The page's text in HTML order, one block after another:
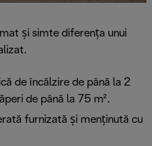
și simte diferența unui
de încălzire de până la 2
de până la 75 m².
furnizată și menținută cu